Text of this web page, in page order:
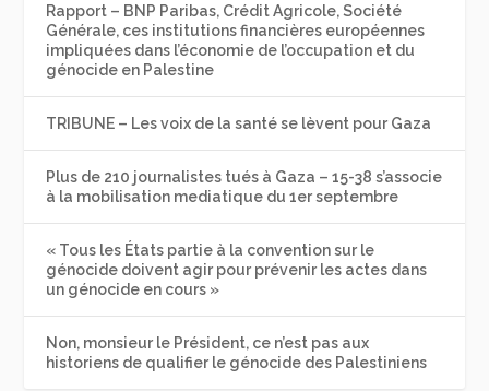
Rapport – BNP Paribas, Crédit Agricole, Société
Générale, ces institutions financières européennes
impliquées dans l’économie de l’occupation et du
génocide en Palestine
TRIBUNE – Les voix de la santé se lèvent pour Gaza
Plus de 210 journalistes tués à Gaza – 15-38 s’associe
à la mobilisation mediatique du 1er septembre
« Tous les États partie à la convention sur le
génocide doivent agir pour prévenir les actes dans
un génocide en cours »
Non, monsieur le Président, ce n’est pas aux
historiens de qualifier le génocide des Palestiniens